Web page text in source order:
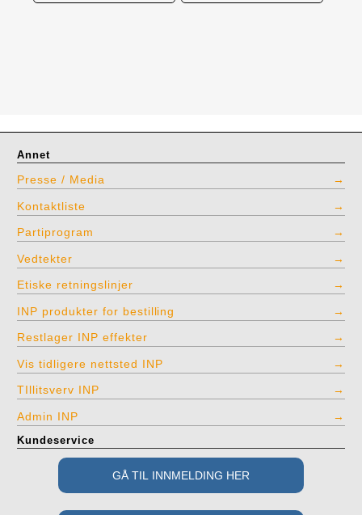
Annet
Presse / Media
Kontaktliste
Partiprogram
Vedtekter
Etiske retningslinjer
INP produkter for bestilling
Restlager INP effekter
Vis tidligere nettsted INP
TIllitsverv INP
Admin INP
Kundeservice